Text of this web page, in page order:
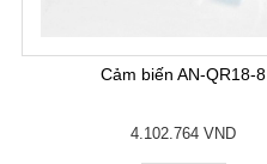
Cảm biến AN-QR18-8
4.102.764 VND